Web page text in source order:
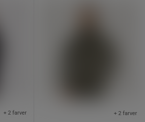
+ 2 farver + 2 farver